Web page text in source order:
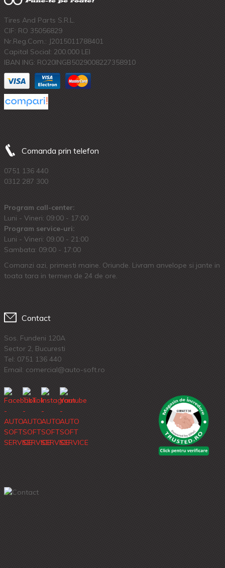
Tires And Parts S.R.L.
CIF: RO 35056829
Nr.Reg.Com.: J2015011788401
Capital Social: 200.000 LEI
IBAN ING: RO20INGB5029008227358910
Comanda prin telefon
0751 136 440
0312 287 300
Program call-center:
Luni - Vineri: 09:00 - 17:00
Program service-uri:
Luni - Vineri: 09.00 - 21:00
Sambata: 09:00 - 17:00
Comanzi azi, primesti maine. Oriunde. Livram anvelope si jante in
toata tara in termen de 24 de ore.
Contact
Sos. Fundeni 120A
Sector 2, Bucuresti
Tel: 0751 136 440
Email: comercial@auto-soft.ro